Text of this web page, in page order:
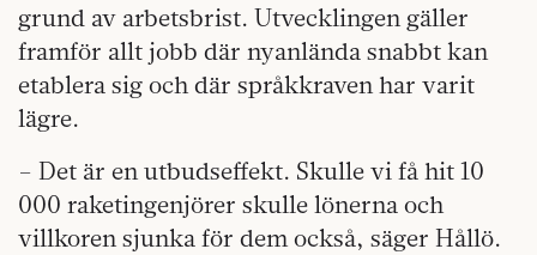
grund av arbetsbrist. Utvecklingen gäller
framför allt jobb där nyanlända snabbt kan
etablera sig och där språkkraven har varit
lägre.
– Det är en utbudseffekt. Skulle vi få hit 10
000 raketingenjörer skulle lönerna och
villkoren sjunka för dem också, säger Hållö.